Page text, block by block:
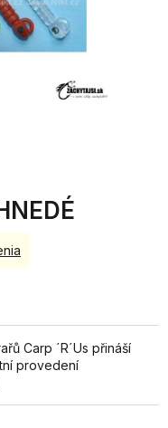
Carp ´R´Us přináší
provedení